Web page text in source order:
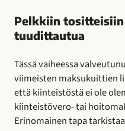
Pelkkiin tositteisiin
tuudittautua
Tässä vaiheessa
viimeisten maksukuittien
että kiinteistöstä ei ole
kiinteistövero- tai
Erinomainen tapa